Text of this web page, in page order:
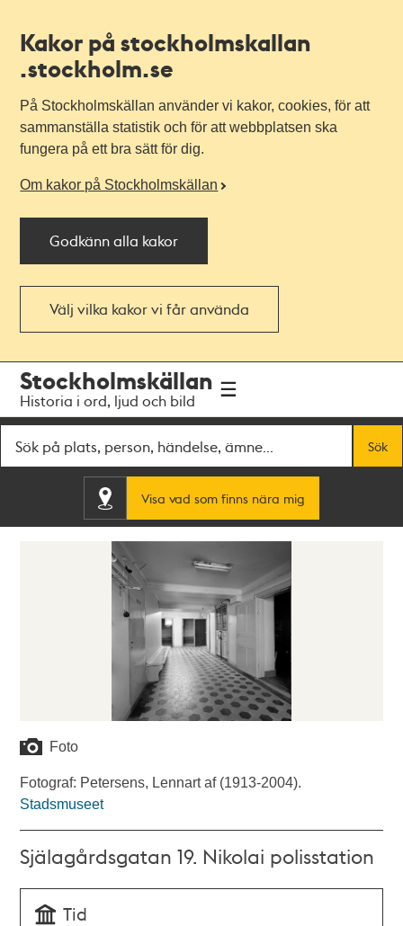
Kakor på stockholmskallan
.stockholm.se
På Stockholmskällan använder vi kakor, cookies, för att
sammanställa statistik och för att webbplatsen ska
fungera på ett bra sätt för dig.
Om kakor på Stockholmskällan
Godkänn alla kakor
Välj vilka kakor vi får använda
navigationen
huvudinnehållet
Stockholmskällan
Historia i ord, ljud och bild
Sök
Visa vad som finns nära mig
Foto
Fotograf: Petersens, Lennart af (1913-2004).
Stadsmuseet
Själagårdsgatan 19. Nikolai polisstation
Tid